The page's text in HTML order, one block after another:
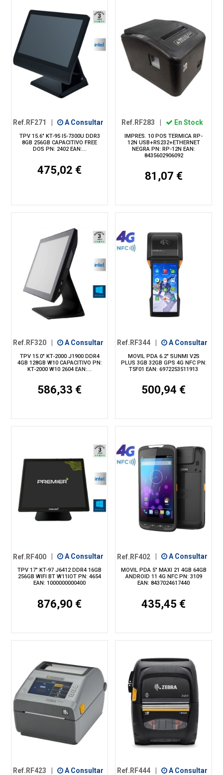
Ref.RF271 A Consultar
TPV 15.6" KT-95 I5-7300U DDR3
8GB 256GB CAPACITIVO FREE
DOS PN: 2402 EAN:...
475,02 €
Ref.RF283 En Stock
IMPRES. 10 POS TERMICA RP-
12N USB+RS232+ETHERNET
NEGRA PN: RP-12N EAN:
8435602906092
81,07 €
Ref.RF320 | A Consultar
TPV 15.0" KT-2000 J1900 DDR4
4GB 128GB W10 CAPACITIVO PN:
KT-2000 W10 2604 EAN:...
586,33 €
Ref.RF344 | A Consultar
MOVIL PDA 6.2" SUNMI V2S
PLUS 3GB 32GB GPS 4G NFC PN:
T5F01 EAN: 6972253511913
500,94 €
Ref.RF400 A Consultar
TPV 17" KT-97 J6412 DDR4 16GB
256GB WIFI BT W11IOT PN: 4654
EAN: 1000000000400
876,90 €
Ref.RF402 A Consultar
MOVIL PDA 5" MAXI 21 4GB 64GB
ANDROID 11 4G NFC PN: 3109
EAN: 8437024617440
435,45 €
Ref.RF423 A Consultar Ref.RF444 A Consultar